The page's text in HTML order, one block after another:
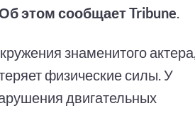
этом сообщает Tribune
знаменитого актера,
физические силы. У
двигательных